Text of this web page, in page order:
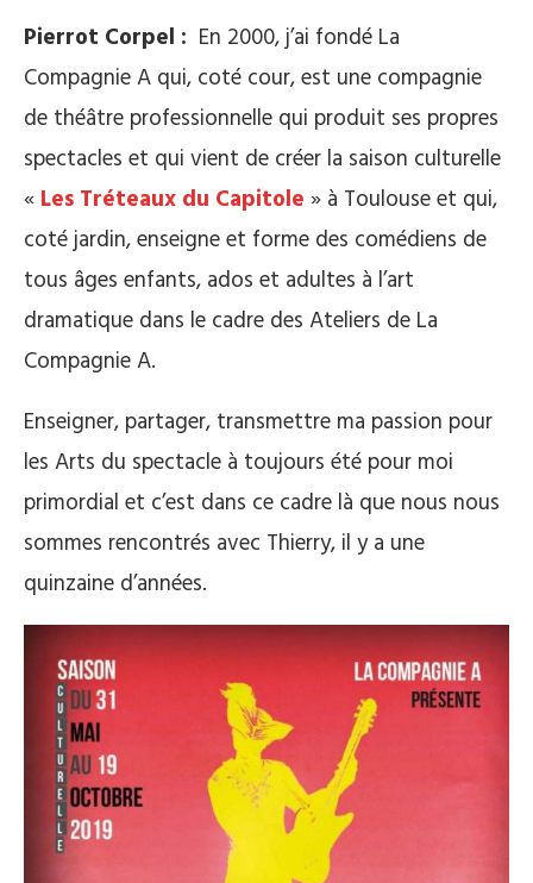
Pierrot Corpel : En 2000, j’ai fondé La
Compagnie A qui, coté cour, est une compagnie
de théâtre professionnelle qui produit ses propres
spectacles et qui vient de créer la saison culturelle
« Les Tréteaux du Capitole » à Toulouse et qui,
coté jardin, enseigne et forme des comédiens de
tous âges enfants, ados et adultes à l’art
dramatique dans le cadre des Ateliers de La
Compagnie A.
Enseigner, partager, transmettre ma passion pour
les Arts du spectacle à toujours été pour moi
primordial et c’est dans ce cadre là que nous nous
sommes rencontrés avec Thierry, il y a une
quinzaine d’années.